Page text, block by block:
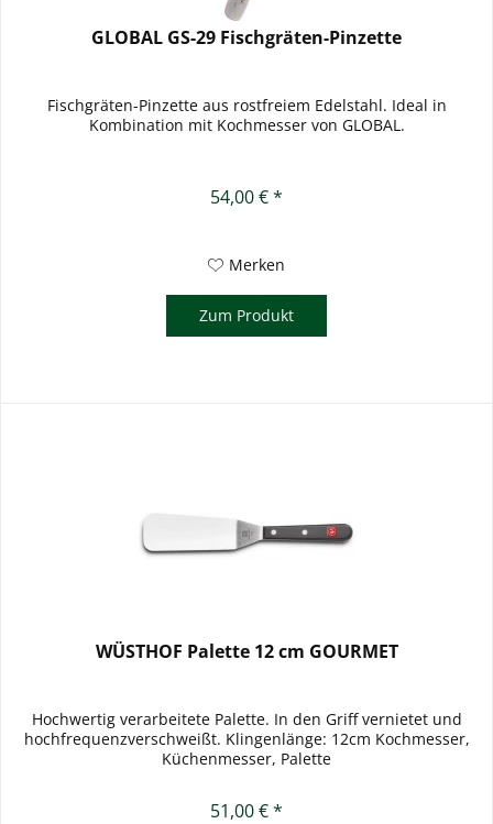
GLOBAL GS-29 Fischgräten-Pinzette
Fischgräten-Pinzette aus rostfreiem Edelstahl. Ideal in
Kombination mit Kochmesser von GLOBAL.
54,00 € *
Merken
Zum Produkt
WÜSTHOF Palette 12 cm GOURMET
Hochwertig verarbeitete Palette. In den Griff vernietet und
hochfrequenzverschweißt. Klingenlänge: 12cm Kochmesser,
Küchenmesser, Palette
51,00 € *